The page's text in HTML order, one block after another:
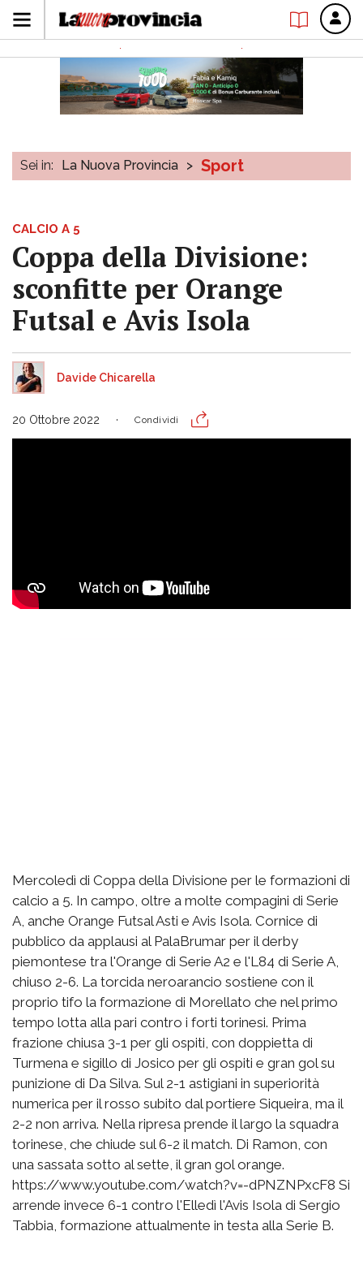
Sei in: La Nuova Provincia > Sport
CALCIO A 5
Coppa della Divisione:
sconfitte per Orange
Futsal e Avis Isola
Davide Chicarella
20 Ottobre 2022 Condividi
Mercoledì di Coppa della Divisione per le formazioni di
calcio a 5. In campo, oltre a molte compagini di Serie
A, anche Orange Futsal Asti e Avis Isola. Cornice di
pubblico da applausi al PalaBrumar per il derby
piemontese tra l'Orange di Serie A2 e l'L84 di Serie A,
chiuso 2-6. La torcida neroarancio sostiene con il
proprio tifo la formazione di Morellato che nel primo
tempo lotta alla pari contro i forti torinesi. Prima
frazione chiusa 3-1 per gli ospiti, con doppietta di
Turmena e sigillo di Josico per gli ospiti e gran gol su
punizione di Da Silva. Sul 2-1 astigiani in superiorità
numerica per il rosso subito dal portiere Siqueira, ma il
2-2 non arriva. Nella ripresa prende il largo la squadra
torinese, che chiude sul 6-2 il match. Di Ramon, con
una sassata sotto al sette, il gran gol orange.
https://www.youtube.com/watch?v=-dPNZNPxcF8 Si
arrende invece 6-1 contro l'Elledì l'Avis Isola di Sergio
Tabbia, formazione attualmente in testa alla Serie B.